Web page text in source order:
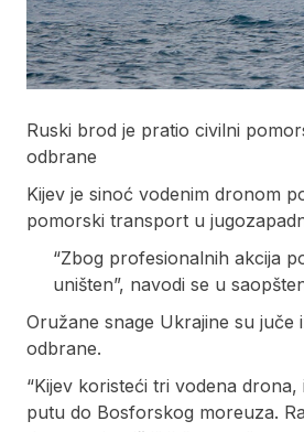
Ruski brod je pratio civilni
odbrane
Kijev je sinoć vodenim dronom
pomorski transport u
“Zbog profesionalnih akcija
uništen”, navodi se u
Oružane snage Ukrajine su
odbrane.
“Kijev koristeći tri vodena
putu do Bosforskog moreuza.